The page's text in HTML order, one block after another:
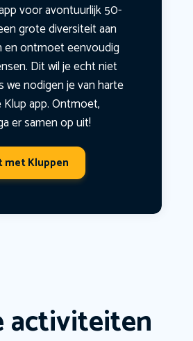
voor avontuurlijk 50-
grote diversiteit aan
en ontmoet eenvoudig
Dit wil je echt niet
we nodigen je van harte
app. Ontmoet,
er samen op uit!
met Kluppen
activiteiten